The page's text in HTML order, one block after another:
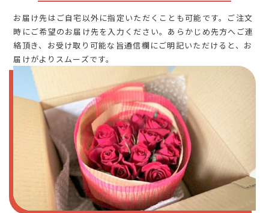
お届け先はご自宅以外に指定いただくことも可能です。ご注文
時にご希望のお届け先を入力ください。あらかじめ先方へご連
絡頂き、お受け取り可能な旨通信欄にご明記いただけると、お
届けがよりスムーズです。